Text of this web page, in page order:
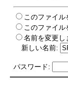
このファイ
このファイ
名前を変更し
新しい名前:
パスワード: